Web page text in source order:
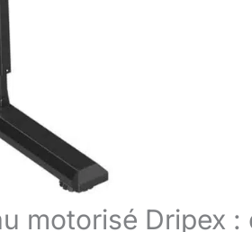
motorisé Dripex